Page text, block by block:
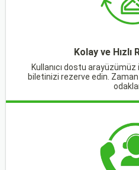
Kolay ve Hızlı
Kullanıcı dostu arayüzümüz
biletinizi rezerve edin.